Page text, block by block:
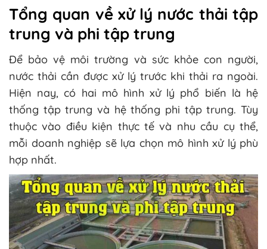
Tổng quan về xử lý nước thải tập
trung và phi tập trung
Để bảo vệ môi trường và sức khỏe con người,
nước thải cần được xử lý trước khi thải ra ngoài.
Hiện nay, có hai mô hình xử lý phổ biến là hệ
thống tập trung và hệ thống phi tập trung. Tùy
thuộc vào điều kiện thực tế và nhu cầu cụ thể,
mỗi doanh nghiệp sẽ lựa chọn mô hình xử lý phù
hợp nhất.